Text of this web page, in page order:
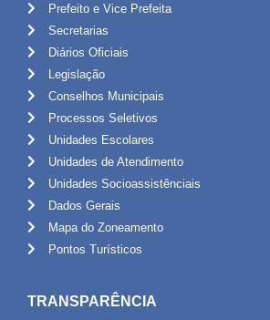
Prefeito e Vice Prefeita
Secretarias
Diários Oficiais
Legislação
Conselhos Municipais
Processos Seletivos
Unidades Escolares
Unidades de Atendimento
Unidades Socioassistênciais
Dados Gerais
Mapa do Zoneamento
Pontos Turísticos
TRANSPARÊNCIA